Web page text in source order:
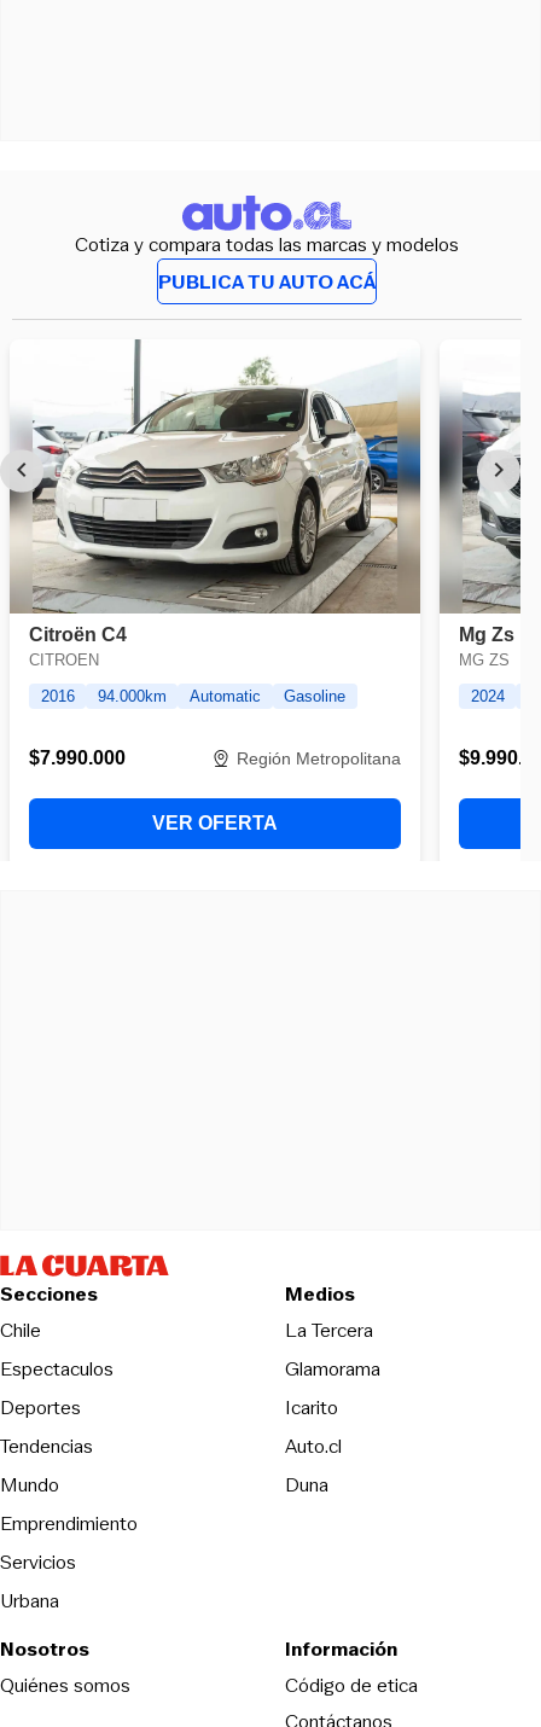
Cotiza y compara todas las marcas y modelos
PUBLICA TU AUTO ACÁ
Secciones
Chile
Espectaculos
Deportes
Tendencias
Mundo
Emprendimiento
Servicios
Urbana
Medios
La TerceraOpens in new
Glamorama
Icarito
Auto.cl
DunaOpens in new window
Nosotros
Quiénes somos
Información
Código de eticaOpens in new